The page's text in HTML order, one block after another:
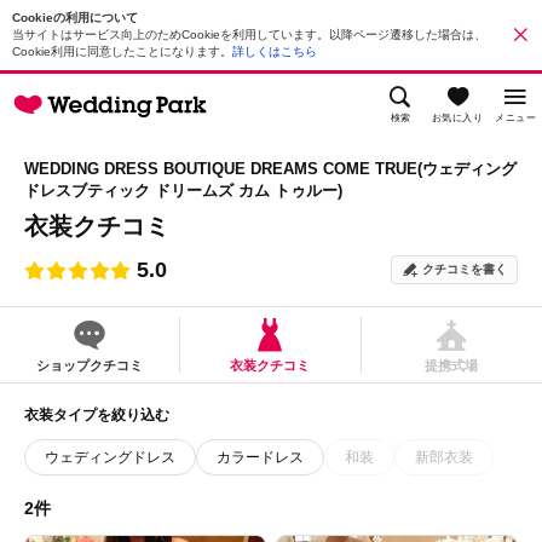
Cookieの利用について
当サイトはサービス向上のためCookieを利用しています。以降ページ遷移した場合は、
Cookie利用に同意したことになります。 詳しくはこちら
検索 お気に入り メニュー
WEDDING DRESS BOUTIQUE DREAMS COME TRUE(ウェディング
ドレスブティック ドリームズ カム トゥルー)
衣装クチコミ
5.0 クチコミを書く
ショップクチコミ 衣装クチコミ 提携式場
衣装タイプを絞り込む
ウェディングドレス カラードレス 和装 新郎衣装
2件